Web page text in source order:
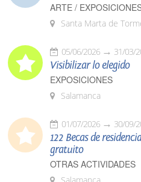
ARTE /
Santa Marta de
05/06/2026 31/03/
Visibilizar lo elegido
EXPOSICIONES
Salamanca
01/07/2026 30/09/
122 Becas de
gratuito
OTRAS ACTIVIDADES